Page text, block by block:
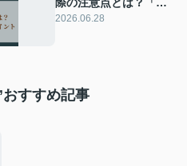
らないと損する！」5
2026.06.28
すすめ記事